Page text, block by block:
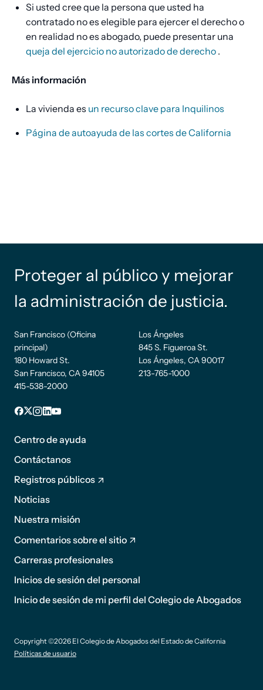
Si usted cree que la persona que usted ha
contratado no es elegible para ejercer el derecho o
en realidad no es abogado, puede presentar una
queja del ejercicio no autorizado de derecho .
Más información
La vivienda es un recurso clave para Inquilinos
Página de autoayuda de las cortes de California
Proteger al público y mejorar
la administración de justicia.
San Francisco (Oficina
principal)
180 Howard St.
San Francisco, CA 94105
415-538-2000
Los Ángeles
845 S. Figueroa St.
Los Ángeles, CA 90017
213-765-1000
Facebook
incógnita
Instagram
LinkedIn
YouTube
Pie de
1
Centro de ayuda
Contáctanos
Registros públicos
Noticias
Nuestra misión
Pie de
2
Comentarios sobre el sitio
Carreras profesionales
Inicios de sesión del personal
Inicio de sesión de mi perfil del Colegio de Abogados
sufijo
de
Copyright ©2026 El Colegio de Abogados del Estado de California
Políticas de usuario